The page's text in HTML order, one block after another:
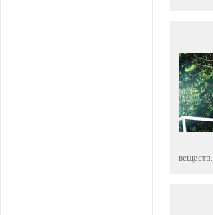
веществ.